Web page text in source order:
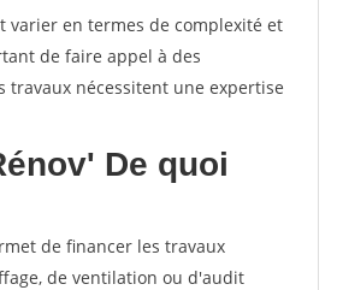
varier en termes de complexité et
de faire appel à des
travaux nécessitent une expertise
De quoi
de financer les travaux
de ventilation ou d'audit